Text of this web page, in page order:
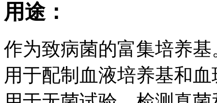
用途：
作为致病菌的富集培养基
用于配制血液培养基和